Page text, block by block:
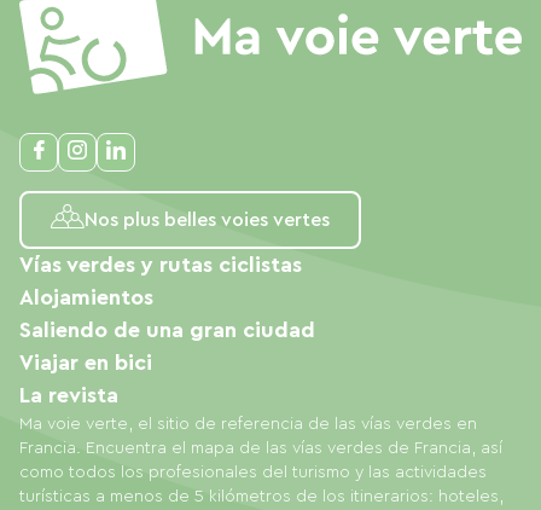
Nos plus belles voies vertes
Ma voie verte, el sitio de referencia de las vías verdes en
Francia. Encuentra el mapa de las vías verdes de Francia, así
como todos los profesionales del turismo y las actividades
turísticas a menos de 5 kilómetros de los itinerarios: hoteles,
Vías verdes y rutas ciclistas
Alojamientos
Saliendo de una gran ciudad
Viajar en bici
La revista